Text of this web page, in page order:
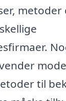
metoder
til